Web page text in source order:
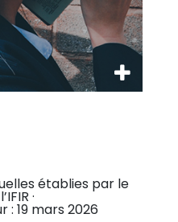
établies par le
·
: 19 mars 2026